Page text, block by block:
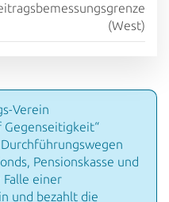
(West)
Verein
Gegenseitigkeit“
Durchführungswegen
Pensionskasse und
einer
und bezahlt die